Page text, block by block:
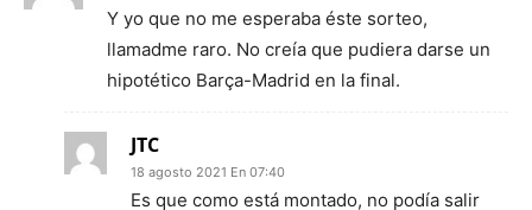
Y yo que no me esperaba éste sorteo,
llamadme raro. No creía que pudiera darse un
hipotético Barça-Madrid en la final.
JTC
18 agosto 2021 En 07:40
Es que como está montado, no podía salir